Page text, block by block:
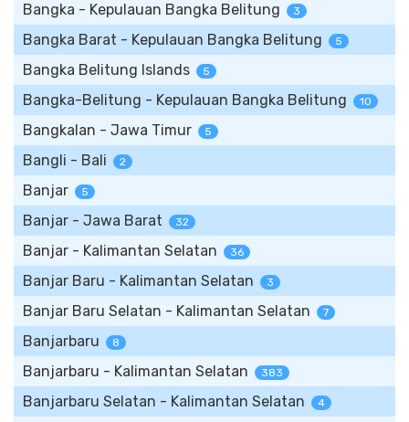
Bangka - Kepulauan Bangka Belitung 3
Bangka Barat - Kepulauan Bangka Belitung 5
Bangka Belitung Islands 5
Bangka-Belitung - Kepulauan Bangka Belitung 10
Bangkalan - Jawa Timur 5
Bangli - Bali 2
Banjar 5
Banjar - Jawa Barat 32
Banjar - Kalimantan Selatan 36
Banjar Baru - Kalimantan Selatan 3
Banjar Baru Selatan - Kalimantan Selatan 7
Banjarbaru 8
Banjarbaru - Kalimantan Selatan 383
Banjarbaru Selatan - Kalimantan Selatan 4